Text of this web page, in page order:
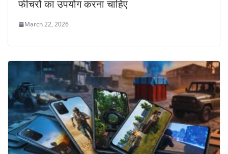
फीचरों का उपयोग करना चाहिए
March 22, 2026